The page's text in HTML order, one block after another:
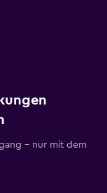
– nur mit dem